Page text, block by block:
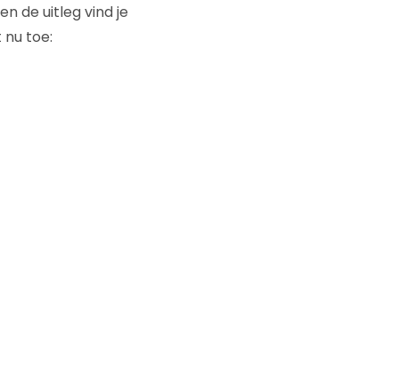
de uitleg vind je
toe: